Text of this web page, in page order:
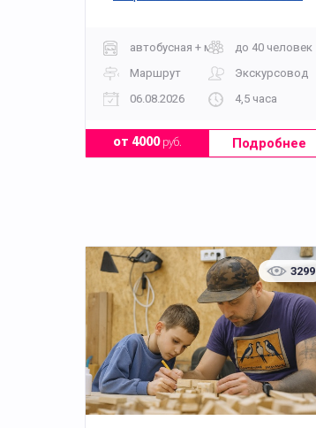
автобусная + музей до 40 человек
Маршрут
Экскурсовод
06.08.2026
4,5 часа
от 4000руб. Подробнее
3299